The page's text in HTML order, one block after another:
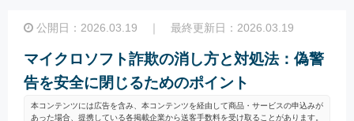
公開日：2026.03.19 ｜ 最終更新日：2026.03.19
マイクロソフト詐欺の消し方と対処法：偽警
告を安全に閉じるためのポイント
本コンテンツには広告を含み、本コンテンツを経由して商品・サービスの申込みが
あった場合、提携している各掲載企業から送客手数料を受け取ることがあります。